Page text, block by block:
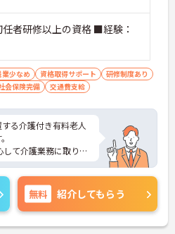
者研修以上の資格 ■経験：
業少なめ 資格取得サポート
研修制度あり
会保険完備 交通費支給
る介護付き有料老人
て介護業務に取り組
活用したい方にもお
心・安全でいきいき
されています。
ポイント等、さらに
無料 紹介してもらう